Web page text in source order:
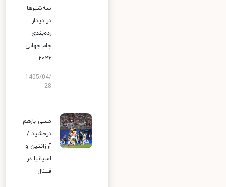
سه‌شیرها
در دیدار
رده‌بندی
جام جهانی
۲۰۲۶
1405/04/
28
مسی بازهم
درخشید /
آرژانتین و
اسپانیا در
فینال